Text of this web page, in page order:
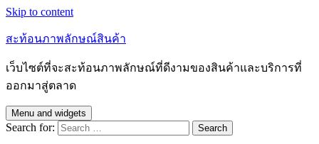
Skip to content
สะท้อนภาพลักษณ์สินค้า
เว็บไซต์ที่จะสะท้อนภาพลักษณ์ที่ดีงามของสินค้าและบริการที่
ออกมาสู่ตลาด
Menu and widgets
Search for: